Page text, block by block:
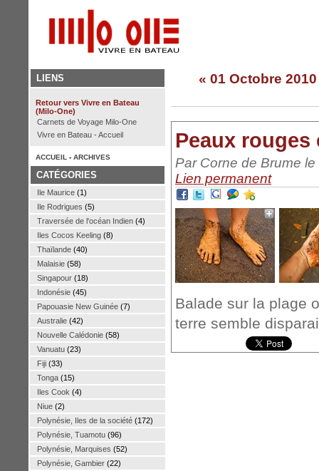
« 01 Octobre
Peaux rouges
Par Corne de Brume
Lien permanent
Balade sur la plage
terre semble
LIENS
Retour vers Vivre en Bateau
(Milo-One)
Carnets de Voyage Milo-One
Vivre en Bateau - Accueil
ACCUEIL - ARCHIVES
CATÉGORIES
Ile Maurice (1)
Ile Rodrigues (5)
Traversée de l'océan Indien (4)
Iles Cocos Keeling (8)
Thaïlande (40)
Malaisie (58)
Singapour (18)
Indonésie (45)
Papouasie New Guinée (7)
Australie (42)
Nouvelle Calédonie (58)
Vanuatu (23)
Fiji (33)
Tonga (15)
Iles Cook (4)
Niue (2)
Polynésie, Iles de la société (172)
Polynésie, Tuamotu (96)
Polynésie, Marquises (52)
Polynésie, Gambier (22)